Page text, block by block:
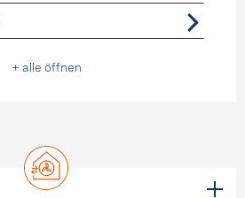
+ alle öffnen